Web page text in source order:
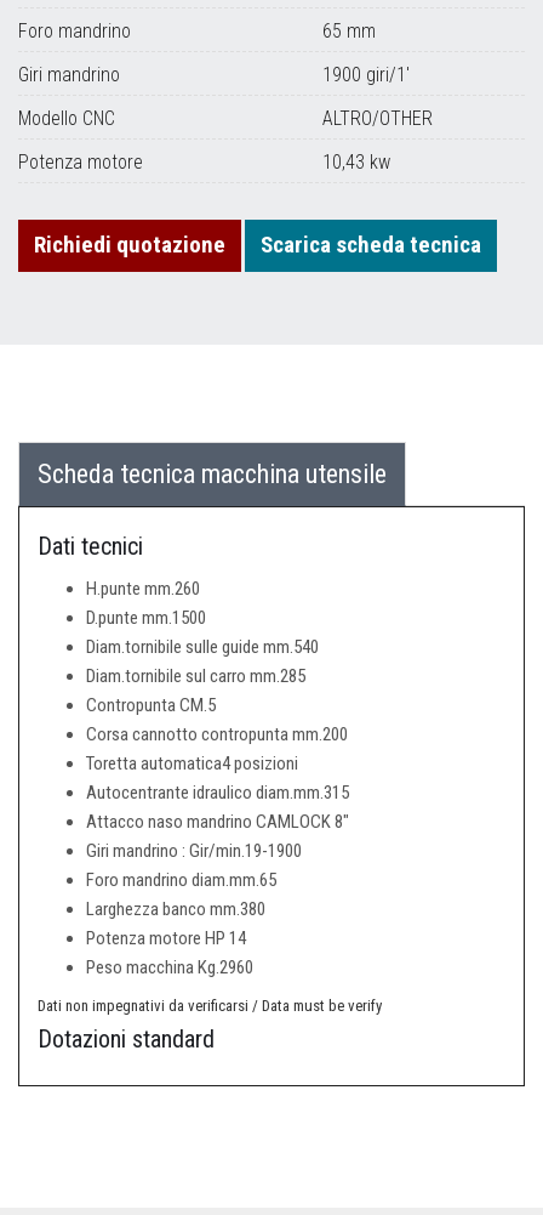
Foro mandrino
65 mm
Giri mandrino
1900 giri/1'
Modello CNC
ALTRO/OTHER
Potenza motore
10,43 kw
Richiedi quotazione Scarica scheda tecnica
Scheda tecnica macchina utensile
Dati tecnici
H.punte mm.260
D.punte mm.1500
Diam.tornibile sulle guide mm.540
Diam.tornibile sul carro mm.285
Contropunta CM.5
Corsa cannotto contropunta mm.200
Toretta automatica4 posizioni
Autocentrante idraulico diam.mm.315
Attacco naso mandrino CAMLOCK 8"
Giri mandrino : Gir/min.19-1900
Foro mandrino diam.mm.65
Larghezza banco mm.380
Potenza motore HP 14
Peso macchina Kg.2960
Dati non impegnativi da verificarsi / Data must be verify
Dotazioni standard